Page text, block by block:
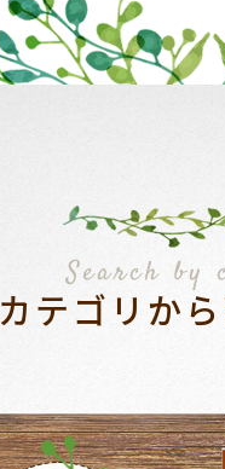
Search by
カテゴリか